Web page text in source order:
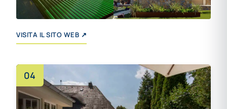
VISITA IL SITO WEB ↗
04